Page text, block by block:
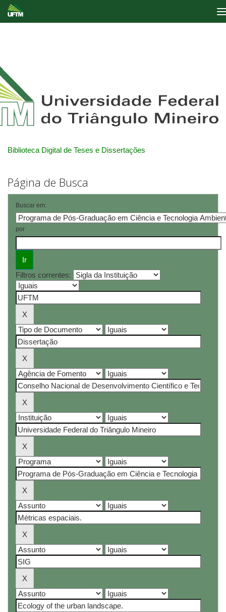
Biblioteca Digital de Teses e Dissertações
Página de Busca
Buscar em:
por
Filtros correntes: